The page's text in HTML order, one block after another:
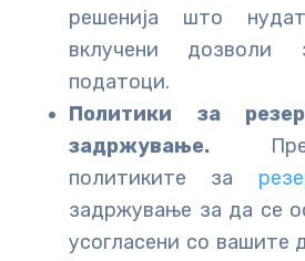
решенија што
вклучени
податоци.
Политики за
задржување.
политиките за
задржување за да се
усогласени со вашите